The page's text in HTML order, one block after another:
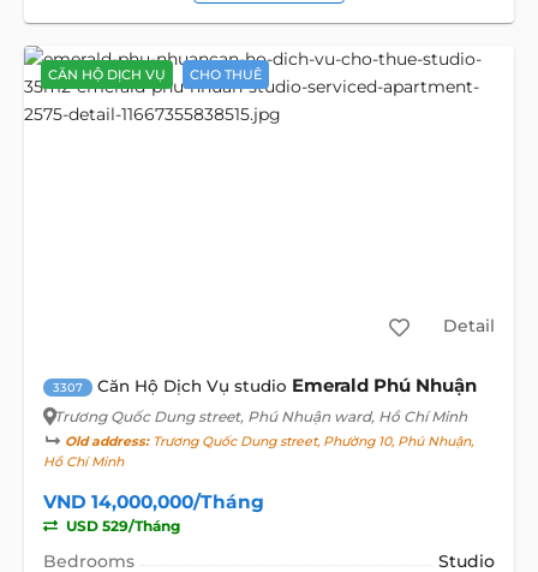
CĂN HỘ DỊCH VỤ CHO THUÊ
Detail
3307 Căn Hộ Dịch Vụ studio Emerald Phú Nhuận
Trương Quốc Dung street, Phú Nhuận ward, Hồ Chí Minh
Old address:Trương Quốc Dung street, Phường 10, Phú Nhuận,
Hồ Chí Minh
VND 14,000,000/Tháng
USD 529/Tháng
Bedrooms
Studio